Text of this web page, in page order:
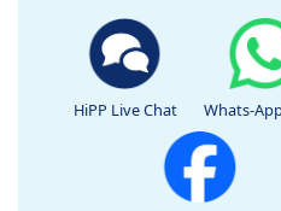
HiPP Live Chat Whats-